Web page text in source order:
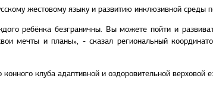
жестовому языку и развитию инклюзивной среды
ребёнка безграничны. Вы можете пойти и
мечты и планы», - сказал региональный
клуба адаптивной и оздоровительной верховой